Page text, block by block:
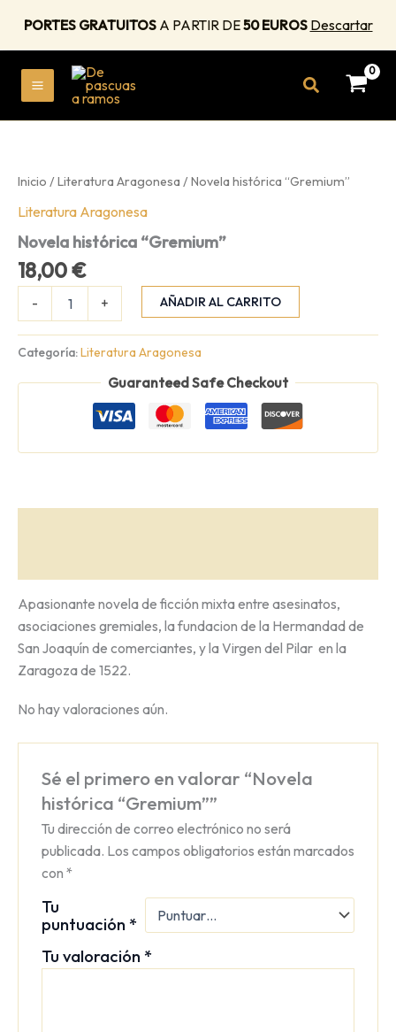
PORTES GRATUITOSA PARTIR DE50 EUROS Descartar
contenidoMAIN
Buscar
Inicio /Literatura Aragonesa / Novela histórica “Gremium”
Literatura Aragonesa
Novela histórica “Gremium”
18,00€
-
cantidad
+ AÑADIR AL CARRITO
Categoría:Literatura Aragonesa
Guaranteed Safe Checkout
Apasionante novela de ficción mixta entre asesinatos,
asociaciones gremiales, la fundacion de la Hermandad de
San Joaquín de comerciantes, y la Virgen del Pilar en la
Zaragoza de 1522.
No hay valoraciones aún.
Sé el primero en valorar “Novela
histórica “Gremium””
Tu dirección de correo electrónico no será
publicada. Los campos obligatorios están marcados
con *
Tu
puntuación *
Tu valoración *
cantidad